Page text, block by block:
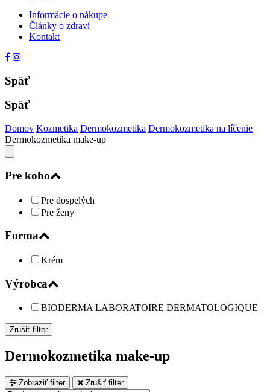
Informácie o nákupe
Články o zdraví
Kontakt
Späť
Späť
Domov Kozmetika Dermokozmetika Dermokozmetika na líčenie
Dermokozmetika make-up
Pre koho
Pre dospelých
Pre ženy
Forma
Krém
Výrobca
BIODERMA LABORATOIRE DERMATOLOGIQUE
Zrušiť filter
Dermokozmetika make-up
Zobraziť filter Zrušiť filter